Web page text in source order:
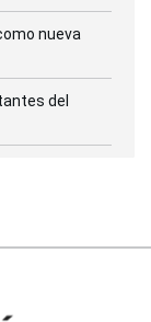
nueva
del